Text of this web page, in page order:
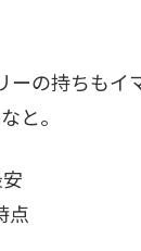
ーの持ちもイ
と。
点